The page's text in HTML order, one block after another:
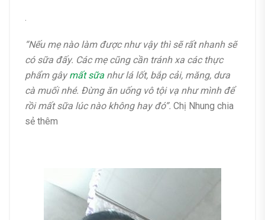
.
“Nếu mẹ nào làm được như vậy thì sẽ rất nhanh sẽ
có sữa đấy. Các mẹ cũng cần tránh xa các thực
phẩm gây mất sữa như lá lốt, bắp cải, măng, dưa
cà muối nhé. Đừng ăn uống vô tội vạ như mình để
rồi mất sữa lúc nào không hay đó”. Chị Nhung chia
sẻ thêm